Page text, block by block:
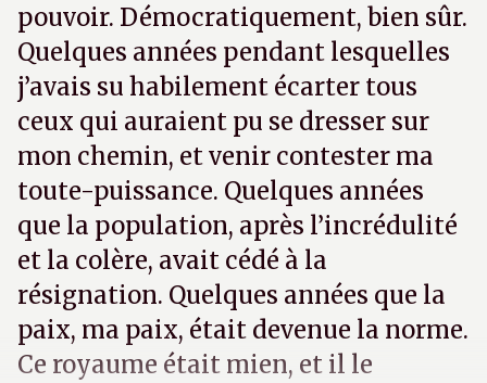
pouvoir. Démocratiquement, bien sûr.
Quelques années pendant lesquelles
j’avais su habilement écarter tous
ceux qui auraient pu se dresser sur
mon chemin, et venir contester ma
toute-puissance. Quelques années
que la population, après l’incrédulité
et la colère, avait cédé à la
résignation. Quelques années que la
paix, ma paix, était devenue la norme.
Ce royaume était mien, et il le